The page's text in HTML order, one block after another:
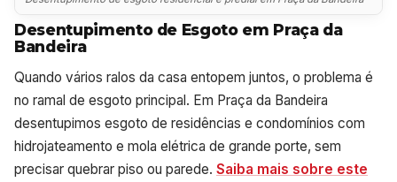
Desentupimento de Esgoto em Praça da
Bandeira
Quando vários ralos da casa entopem juntos, o problema é
no ramal de esgoto principal. Em Praça da Bandeira
desentupimos esgoto de residências e condomínios com
hidrojateamento e mola elétrica de grande porte, sem
precisar quebrar piso ou parede. Saiba mais sobre este